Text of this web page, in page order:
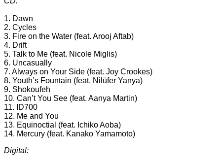
1. Dawn
2. Cycles
3. Fire on the Water (feat. Arooj Aftab)
4. Drift
5. Talk to Me (feat. Nicole Miglis)
6. Uncasually
7. Always on Your Side (feat. Joy Crookes)
8. Youth’s Fountain (feat. Nilüfer Yanya)
9. Shokoufeh
10. Can’t You See (feat. Aanya Martin)
11. ID700
12. Me and You
13. Equinoctial (feat. Ichiko Aoba)
14. Mercury (feat. Kanako Yamamoto)
Digital: